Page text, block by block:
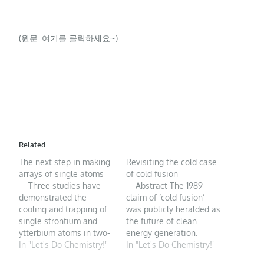
(원문: 여기를 클릭하세요~)
Related
The next step in making
arrays of single atoms
Three studies have
demonstrated the
cooling and trapping of
single strontium and
ytterbium atoms in two-
dimensional arrays. Such
In "Let's Do Chemistry!"
Revisiting the cold case
of cold fusion
Abstract The 1989
claim of ‘cold fusion’
was publicly heralded as
the future of clean
energy generation.
However, subsequent
In "Let's Do Chemistry!"